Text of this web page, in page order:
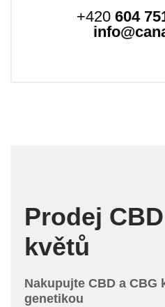
+420 604
Prodej
květů
Nakupujte CBD a
genetikou